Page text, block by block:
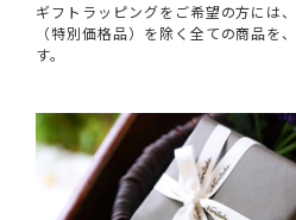
ギフトラッピングをご希望の方には
（特別価格品）を除く全ての商品を
す。